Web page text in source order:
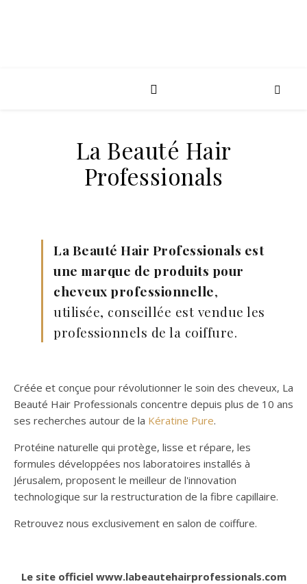
La Beauté Hair
Professionals
La Beauté Hair Professionals est
une marque de produits pour
cheveux professionnelle,
utilisée, conseillée est vendue les
professionnels de la coiffure.
Créée et conçue pour révolutionner le soin des cheveux, La
Beauté Hair Professionals concentre depuis plus de 10 ans
ses recherches autour de la Kératine Pure.
Protéine naturelle qui protège, lisse et répare, les
formules développées nos laboratoires installés à
Jérusalem, proposent le meilleur de l'innovation
technologique sur la restructuration de la fibre capillaire.
Retrouvez nous exclusivement en salon de coiffure.
Le site officiel www.labeautehairprofessionals.com